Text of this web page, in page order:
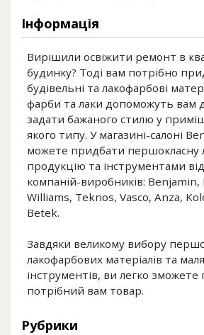
Інформація
Вирішили освіжити ремонт в
будинку? Тоді вам потрібно
будівельні та лакофарбові
фарби та лаки допоможуть вам
задати бажаного стилю у
якого типу. У магазині-салоні
можете придбати першокласну
продукцію та інструментами
компаній-виробників:
Williams, Teknos, Vasco, Anza,
Betek.
Завдяки великому вибору
лакофарбових матеріалів та
інструментів, ви легко зможете
потрібний вам товар.
Рубрики